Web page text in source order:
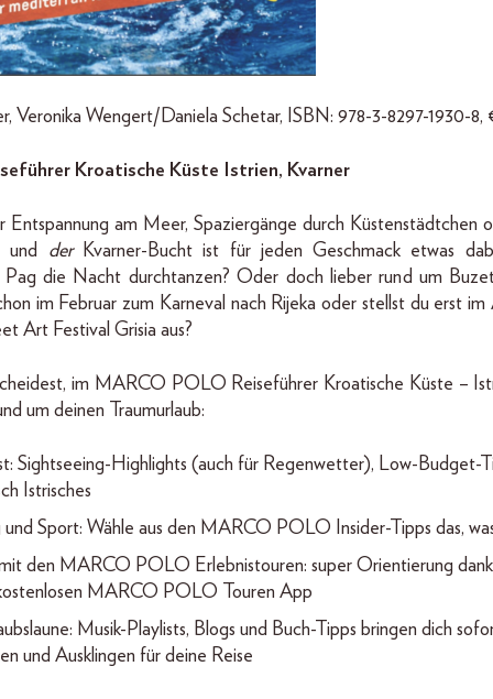
Veronika Wengert/Daniela Schetar, ISBN: 978-3-8297-1930-8,
Kroatische Küste Istrien, Kvarner
am Meer, Spaziergänge durch Küstenstädtchen
und derKvarner-Bucht ist für jeden Geschmack etwas
die Nacht durchtanzen? Oder doch lieber rund um
im Februar zum Karneval nach Rijeka oder stellst du erst
Art Festival Grisia aus?
im MARCO POLO Reiseführer Kroatische Küste –
um deinen Traumurlaub:
Sightseeing-Highlights (auch für Regenwetter), Low-Budget-
Istrisches
und Sport: Wähle aus den MARCO POLO Insider-Tipps das,
den MARCO POLO Erlebnistouren: super Orientierung
MARCO POLO Touren App
Musik-Playlists, Blogs und Buch-Tipps bringen dich
und Ausklingen für deine Reise